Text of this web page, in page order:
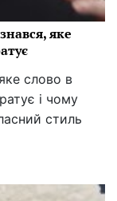
яке
слово в
і чому
стиль